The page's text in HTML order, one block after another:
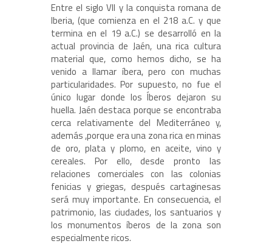
Entre el siglo VII y la conquista romana de
Iberia, (que comienza en el 218 a.C. y que
termina en el 19 a.C.) se desarrolló en la
actual provincia de Jaén, una rica cultura
material que, como hemos dicho, se ha
venido a llamar íbera, pero con muchas
particularidades. Por supuesto, no fue el
único lugar donde los Íberos dejaron su
huella. Jaén destaca porque se encontraba
cerca relativamente del Mediterráneo y,
además ,porque era una zona rica en minas
de oro, plata y plomo, en aceite, vino y
cereales. Por ello, desde pronto las
relaciones comerciales con las colonias
fenicias y griegas, después cartaginesas
será muy importante. En consecuencia, el
patrimonio, las ciudades, los santuarios y
los monumentos íberos de la zona son
especialmente ricos.